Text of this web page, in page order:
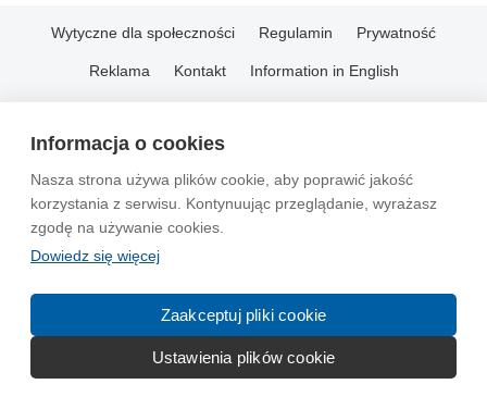
Informacja o cookies
Nasza strona używa plików cookie, aby poprawić jakość
korzystania z serwisu. Kontynuując przeglądanie, wyrażasz
zgodę na używanie cookies.
Dowiedz się więcej
Zaakceptuj pliki cookie
Ustawienia plików cookie
Wytyczne dla społeczności Regulamin Prywatność
Reklama Kontakt Information in English